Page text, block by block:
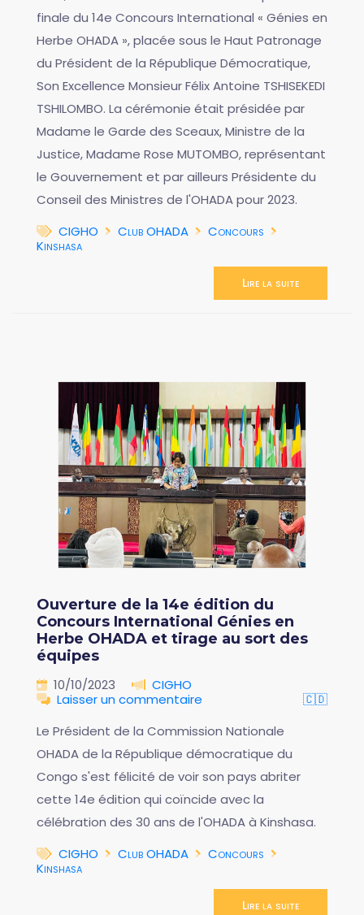
finale du 14e Concours International « Génies en
Herbe OHADA », placée sous le Haut Patronage
du Président de la République Démocratique,
Son Excellence Monsieur Félix Antoine TSHISEKEDI
TSHILOMBO. La cérémonie était présidée par
Madame le Garde des Sceaux, Ministre de la
Justice, Madame Rose MUTOMBO, représentant
le Gouvernement et par ailleurs Présidente du
Conseil des Ministres de l'OHADA pour 2023.
CIGHO
Club OHADA
Concours
Kinshasa
Lire la suite
Ouverture de la 14e édition du
Concours International Génies en
Herbe OHADA et tirage au sort des
équipes
10/10/2023
CIGHO
Laisser un commentaire
🇨🇩
Le Président de la Commission Nationale
OHADA de la République démocratique du
Congo s'est félicité de voir son pays abriter
cette 14e édition qui coïncide avec la
célébration des 30 ans de l'OHADA à Kinshasa.
CIGHO
Club OHADA
Concours
Kinshasa
Lire la suite